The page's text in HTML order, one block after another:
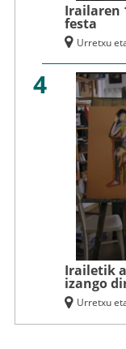
Irailaren
festa
Urretxu
4
Irailetik
izango
Urretxu